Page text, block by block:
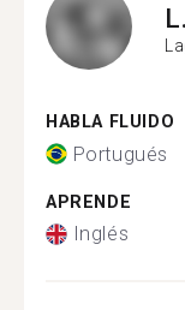
L.
HABLA FLUIDO
Portugués
APRENDE
Inglés